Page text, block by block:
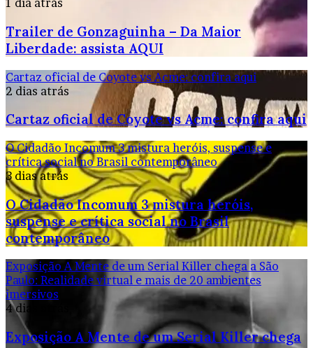
1 dia atrás
Trailer de Gonzaguinha – Da Maior
Liberdade: assista AQUI
Cartaz oficial de Coyote vs Acme: confira aqui
2 dias atrás
Cartaz oficial de Coyote vs Acme: confira aqui
O Cidadão Incomum 3 mistura heróis, suspense e
crítica social no Brasil contemporâneo
3 dias atrás
O Cidadão Incomum 3 mistura heróis,
suspense e crítica social no Brasil
contemporâneo
Exposição A Mente de um Serial Killer chega a São
Paulo: Realidade virtual e mais de 20 ambientes
imersivos
4 dias atrás
Exposição A Mente de um Serial Killer chega